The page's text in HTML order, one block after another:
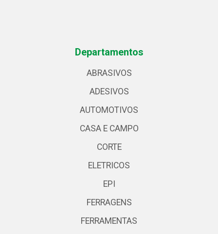
Departamentos
ABRASIVOS
ADESIVOS
AUTOMOTIVOS
CASA E CAMPO
CORTE
ELETRICOS
EPI
FERRAGENS
FERRAMENTAS